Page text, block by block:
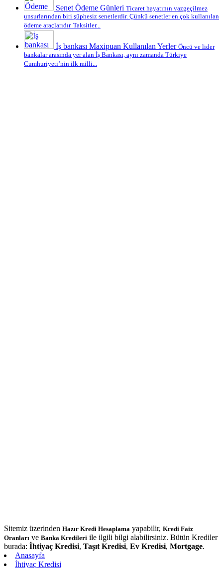
Senet Ödeme Günleri Ticaret hayatının vazgeçilmez
unsurlarından biri şüphesiz senetlerdir. Çünkü senetler en çok kullanılan
ödeme araçlarıdır. Taksitler...
İş bankası Maxipuan Kullanılan Yerler Öncü ve lider
bankalar arasında yer alan İş Bankası, aynı zamanda Türkiye
Cumhuriyeti’nin ilk milli...
Sitemiz üzerinden Hazır Kredi Hesaplama yapabilir, Kredi Faiz
Oranları ve Banka Kredileri ile ilgili bilgi alabilirsiniz. Bütün Krediler
burada: İhtiyaç Kredisi, Taşıt Kredisi, Ev Kredisi, Mortgage.
Anasayfa
İhtiyaç Kredisi